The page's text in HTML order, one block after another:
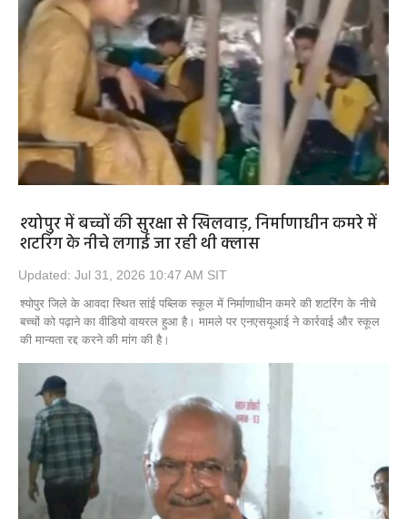
श्योपुर में बच्चों की सुरक्षा से खिलवाड़, निर्माणाधीन कमरे में
शटरिंग के नीचे लगाई जा रही थी क्लास
Updated: Jul 31, 2026 10:47 AM SIT
श्योपुर जिले के आवदा स्थित सांई पब्लिक स्कूल में निर्माणाधीन कमरे की शटरिंग के नीचे
बच्चों को पढ़ाने का वीडियो वायरल हुआ है। मामले पर एनएसयूआई ने कार्रवाई और स्कूल
की मान्यता रद्द करने की मांग की है।